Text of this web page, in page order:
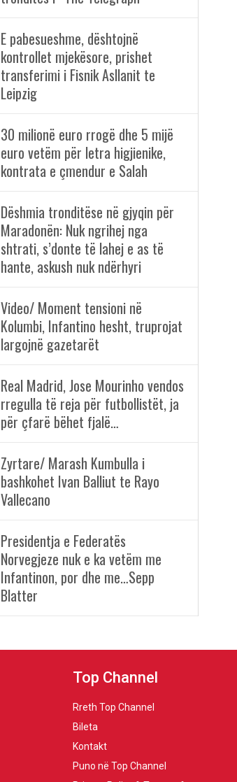
E pabesueshme, dështojnë
kontrollet mjekësore, prishet
transferimi i Fisnik Asllanit te
Leipzig
30 milionë euro rrogë dhe 5 mijë
euro vetëm për letra higjienike,
kontrata e çmendur e Salah
Dëshmia tronditëse në gjyqin për
Maradonën: Nuk ngrihej nga
shtrati, s’donte të lahej e as të
hante, askush nuk ndërhyri
Video/ Moment tensioni në
Kolumbi, Infantino hesht, truprojat
largojnë gazetarët
Real Madrid, Jose Mourinho vendos
rregulla të reja për futbollistët, ja
për çfarë bëhet fjalë…
Zyrtare/ Marash Kumbulla i
bashkohet Ivan Balliut te Rayo
Vallecano
Presidentja e Federatës
Norvegjeze nuk e ka vetëm me
Infantinon, por dhe me…Sepp
Blatter
Top Channel
Rreth Top Channel
Bileta
Kontakt
Puno në Top Channel